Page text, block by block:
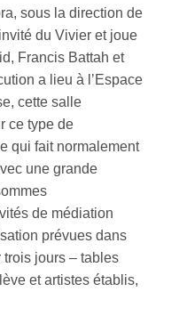
sous la direction de
du Vivier et joue
Francis Battah et
a lieu à l’Espace
cette salle
ce type de
qui fait normalement
une grande
de médiation
prévues dans
jours – tables
et artistes établis,